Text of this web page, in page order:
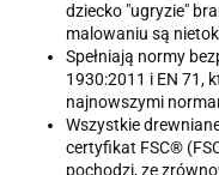
dziecko "ugryzie"
malowaniu są
Spełniają normy
1930:2011 i EN 71,
najnowszymi
Wszystkie
certyfikat FSC®
pochodzi, ze